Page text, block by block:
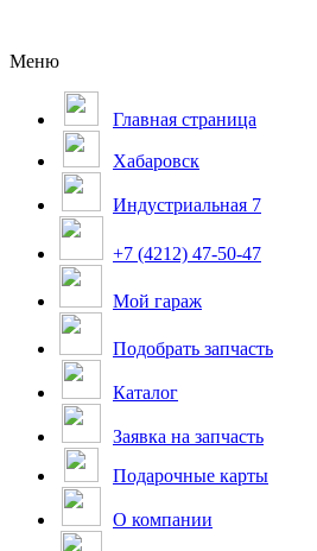
Меню
Главная страница
Хабаровск
Индустриальная 7
+7 (4212) 47-50-47
Мой гараж
Подобрать запчасть
Каталог
Заявка на запчасть
Подарочные карты
О компании